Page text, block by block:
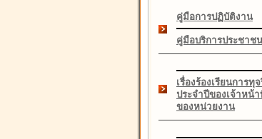
คู่มือการปฏิบัติงาน
คู่มือบริการประชาชน
เรื่องร้องเรียนการทุ
ประจำปีของเจ้าหน้
ของหน่วยงาน